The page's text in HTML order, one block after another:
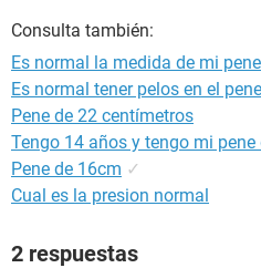
Consulta también:
Es normal la medida de mi pene
Es normal tener pelos en el pene
Pene de 22 centímetros
Tengo 14 años y tengo mi pene
Pene de 16cm ✓
Cual es la presion normal
2 respuestas